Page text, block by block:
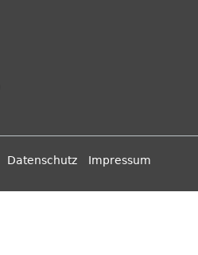
Datenschutz Impressum